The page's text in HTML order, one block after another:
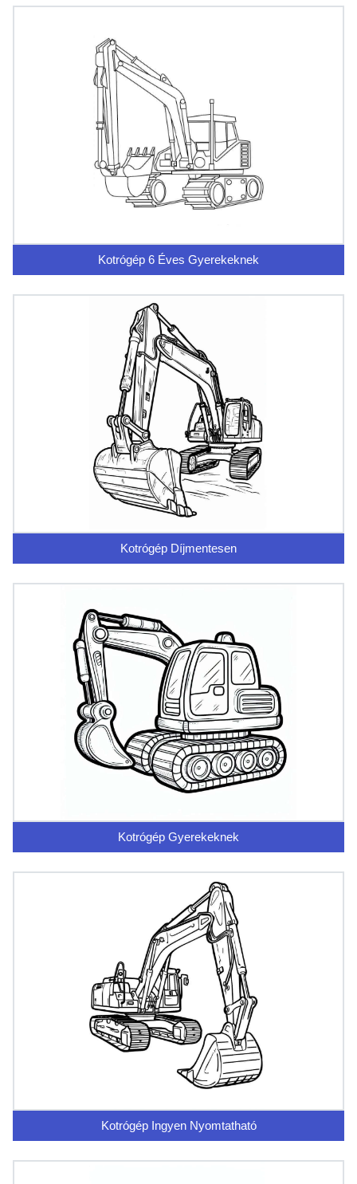
Kotrógép 6 Éves Gyerekeknek
Kotrógép Díjmentesen
Kotrógép Gyerekeknek
Kotrógép Ingyen Nyomtatható